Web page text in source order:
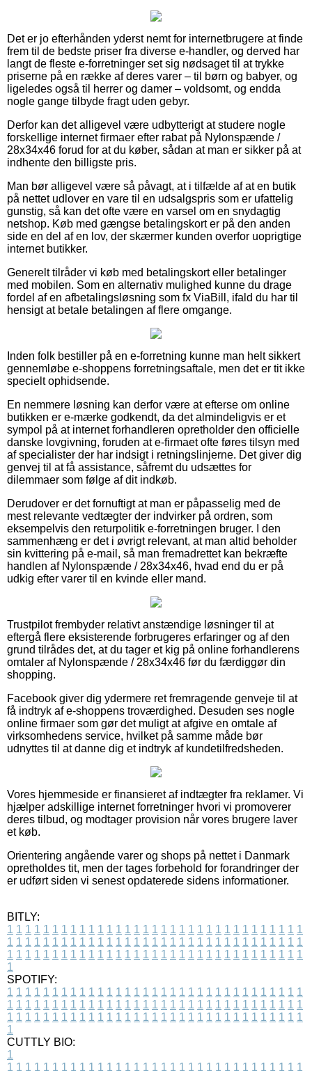
Det er jo efterhånden yderst nemt for internetbrugere at finde
frem til de bedste priser fra diverse e-handler, og derved har
langt de fleste e-forretninger set sig nødsaget til at trykke
priserne på en række af deres varer – til børn og babyer, og
ligeledes også til herrer og damer – voldsomt, og endda
nogle gange tilbyde fragt uden gebyr.
Derfor kan det alligevel være udbytterigt at studere nogle
forskellige internet firmaer efter rabat på Nylonspænde /
28x34x46 forud for at du køber, sådan at man er sikker på at
indhente den billigste pris.
Man bør alligevel være så påvagt, at i tilfælde af at en butik
på nettet udlover en vare til en udsalgspris som er ufattelig
gunstig, så kan det ofte være en varsel om en snydagtig
netshop. Køb med gængse betalingskort er på den anden
side en del af en lov, der skærmer kunden overfor uoprigtige
internet butikker.
Generelt tilråder vi køb med betalingskort eller betalinger
med mobilen. Som en alternativ mulighed kunne du drage
fordel af en afbetalingsløsning som fx ViaBill, ifald du har til
hensigt at betale betalingen af flere omgange.
Inden folk bestiller på en e-forretning kunne man helt sikkert
gennemløbe e-shoppens forretningsaftale, men det er tit ikke
specielt ophidsende.
En nemmere løsning kan derfor være at efterse om online
butikken er e-mærke godkendt, da det almindeligvis er et
sympol på at internet forhandleren opretholder den officielle
danske lovgivning, foruden at e-firmaet ofte føres tilsyn med
af specialister der har indsigt i retningslinjerne. Det giver dig
genvej til at få assistance, såfremt du udsættes for
dilemmaer som følge af dit indkøb.
Derudover er det fornuftigt at man er påpasselig med de
mest relevante vedtægter der indvirker på ordren, som
eksempelvis den returpolitik e-forretningen bruger. I den
sammenhæng er det i øvrigt relevant, at man altid beholder
sin kvittering på e-mail, så man fremadrettet kan bekræfte
handlen af Nylonspænde / 28x34x46, hvad end du er på
udkig efter varer til en kvinde eller mand.
Trustpilot frembyder relativt anstændige løsninger til at
eftergå flere eksisterende forbrugeres erfaringer og af den
grund tilrådes det, at du tager et kig på online forhandlerens
omtaler af Nylonspænde / 28x34x46 før du færdiggør din
shopping.
Facebook giver dig ydermere ret fremragende genveje til at
få indtryk af e-shoppens troværdighed. Desuden ses nogle
online firmaer som gør det muligt at afgive en omtale af
virksomhedens service, hvilket på samme måde bør
udnyttes til at danne dig et indtryk af kundetilfredsheden.
Vores hjemmeside er finansieret af indtægter fra reklamer. Vi
hjælper adskillige internet forretninger hvori vi promoverer
deres tilbud, og modtager provision når vores brugere laver
et køb.
Orientering angående varer og shops på nettet i Danmark
opretholdes tit, men der tages forbehold for forandringer der
er udført siden vi senest opdaterede sidens informationer.
BITLY:
1 1 1 1 1 1 1 1 1 1 1 1 1 1 1 1 1 1 1 1 1 1 1 1 1 1 1 1 1 1 1 1 1
1 1 1 1 1 1 1 1 1 1 1 1 1 1 1 1 1 1 1 1 1 1 1 1 1 1 1 1 1 1 1 1 1
1 1 1 1 1 1 1 1 1 1 1 1 1 1 1 1 1 1 1 1 1 1 1 1 1 1 1 1 1 1 1 1 1
1
SPOTIFY:
1 1 1 1 1 1 1 1 1 1 1 1 1 1 1 1 1 1 1 1 1 1 1 1 1 1 1 1 1 1 1 1 1
1 1 1 1 1 1 1 1 1 1 1 1 1 1 1 1 1 1 1 1 1 1 1 1 1 1 1 1 1 1 1 1 1
1 1 1 1 1 1 1 1 1 1 1 1 1 1 1 1 1 1 1 1 1 1 1 1 1 1 1 1 1 1 1 1 1
1
CUTTLY BIO:
1
1 1 1 1 1 1 1 1 1 1 1 1 1 1 1 1 1 1 1 1 1 1 1 1 1 1 1 1 1 1 1 1 1